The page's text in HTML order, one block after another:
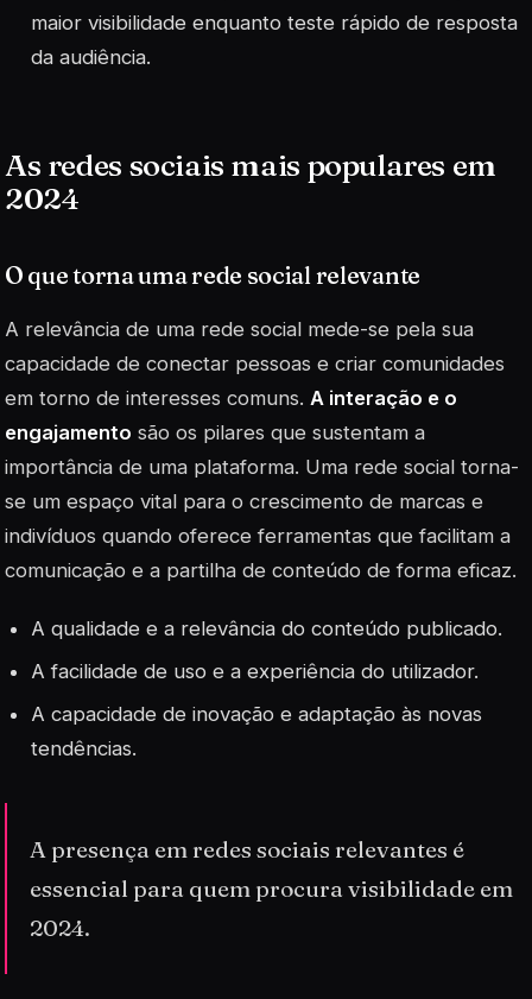
maior visibilidade enquanto teste rápido de resposta
da audiência.
As redes sociais mais populares em
2024
O que torna uma rede social relevante
A relevância de uma rede social mede-se pela sua
capacidade de conectar pessoas e criar comunidades
em torno de interesses comuns. A interação e o
engajamento são os pilares que sustentam a
importância de uma plataforma. Uma rede social torna-
se um espaço vital para o crescimento de marcas e
indivíduos quando oferece ferramentas que facilitam a
comunicação e a partilha de conteúdo de forma eficaz.
A qualidade e a relevância do conteúdo publicado.
A facilidade de uso e a experiência do utilizador.
A capacidade de inovação e adaptação às novas
tendências.
A presença em redes sociais relevantes é
essencial para quem procura visibilidade em
2024.